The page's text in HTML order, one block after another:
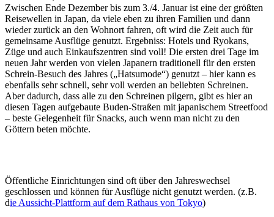
Zwischen Ende Dezember bis zum 3./4. Januar ist eine der größten
Reisewellen in Japan, da viele eben zu ihren Familien und dann
wieder zurück an den Wohnort fahren, oft wird die Zeit auch für
gemeinsame Ausflüge genutzt. Ergebniss: Hotels und Ryokans,
Züge und auch Einkaufszentren sind voll! Die ersten drei Tage im
neuen Jahr werden von vielen Japanern traditionell für den ersten
Schrein-Besuch des Jahres („Hatsumode“) genutzt – hier kann es
ebenfalls sehr schnell, sehr voll werden an beliebten Schreinen.
Aber dadurch, dass alle zu den Schreinen pilgern, gibt es hier an
diesen Tagen aufgebaute Buden-Straßen mit japanischem Streetfood
– beste Gelegenheit für Snacks, auch wenn man nicht zu den
Göttern beten möchte.
Öffentliche Einrichtungen sind oft über den Jahreswechsel
geschlossen und können für Ausflüge nicht genutzt werden. (z.B.
die Aussicht-Plattform auf dem Rathaus von Tokyo)